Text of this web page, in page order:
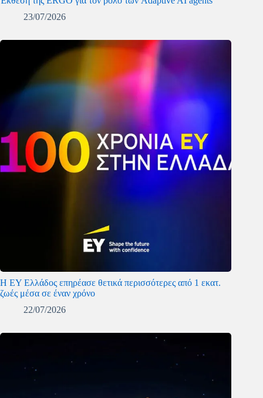
23/07/2026
Η EY Ελλάδος επηρέασε θετικά περισσότερες από 1 εκατ.
ζωές μέσα σε έναν χρόνο
22/07/2026